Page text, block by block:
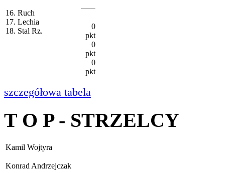
16. Ruch
17. Lechia
18. Stal Rz.
0
pkt
0
pkt
0
pkt
szczegółowa tabela
T O P - STRZELCY
Kamil Wojtyra
Konrad Andrzejczak